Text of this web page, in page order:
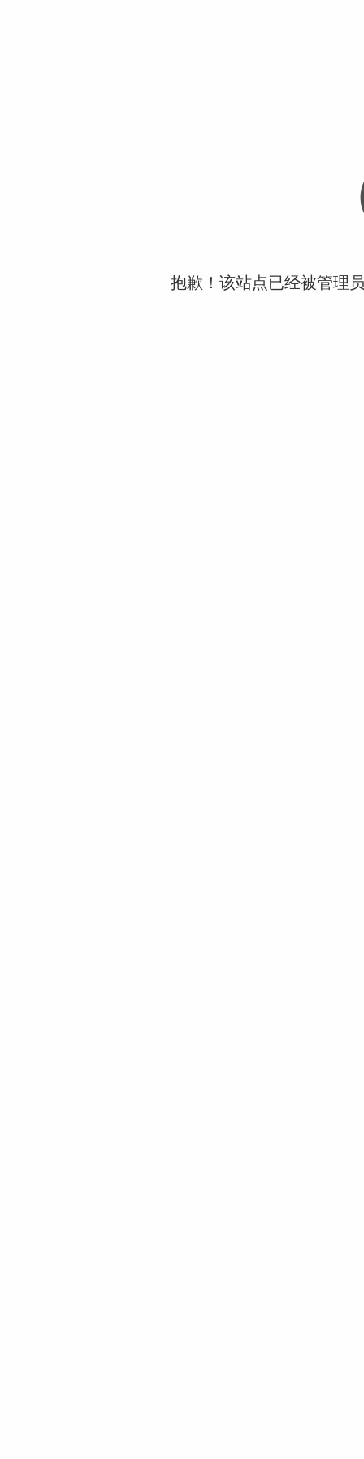
抱歉！该站点已经被管理